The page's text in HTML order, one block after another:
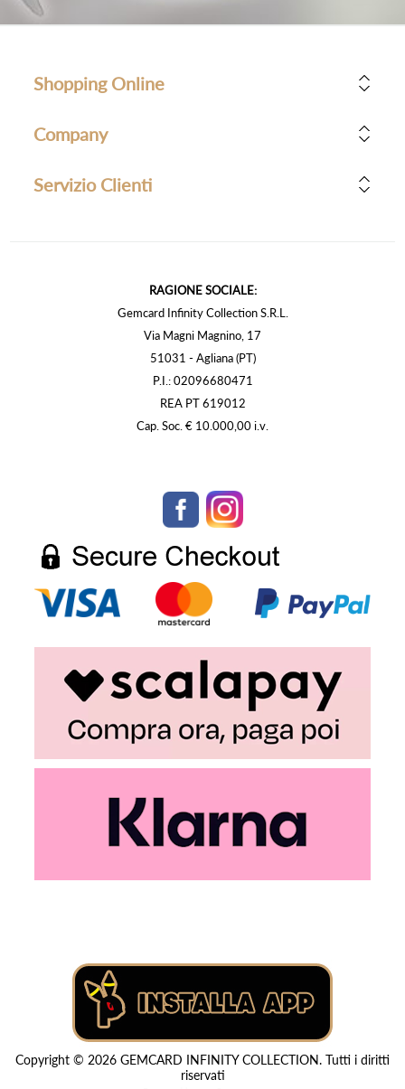
Shopping Online
Company
Servizio Clienti
RAGIONE SOCIALE:
Gemcard Infinity Collection S.R.L.
Via Magni Magnino, 17
51031 - Agliana (PT)
P.I.: 02096680471
REA PT 619012
Cap. Soc. € 10.000,00 i.v.
Copyright © 2026 GEMCARD INFINITY COLLECTION. Tutti i diritti
riservati